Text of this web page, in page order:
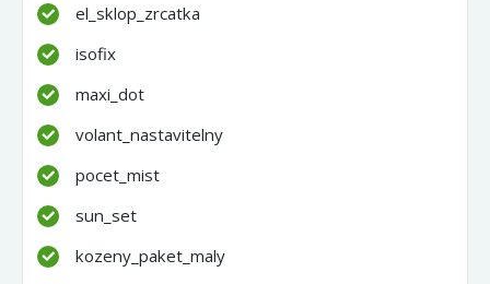
el_sklop_zrcatka
isofix
maxi_dot
volant_nastavitelny
pocet_mist
sun_set
kozeny_paket_maly